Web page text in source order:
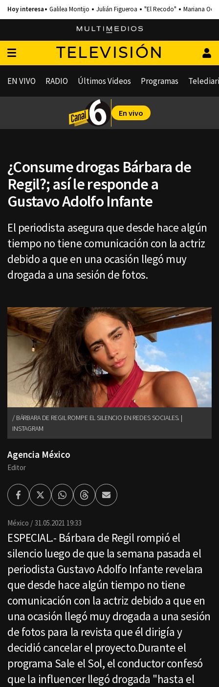
Galilea Montijo Julián Figueroa "El Recodo" Mariana
TELEVISIÓN
EN VIVO RADIO Últimos Videos Programas
En vivo
¿Consume drogas Bárbara de
Regil?; así le responde a
Gustavo Adolfo Infante
El periodista asegura que desde hace algún
tiempo no tiene comunicación con la actriz
debido a que en una ocasión llegó muy
drogada a una sesión de fotos.
BÁRBARA DE REGIL ROMPE EL SILENCIO EN REDES SOCIALES. |
INSTAGRAM
Agencia México
Editor
FacebookTwitterWhatsappThreadsEnviar
por
México 31.05.2021 19:33
ESPECIAL.- Bárbara de Regil rompió el
silencio luego de que la semana pasada el
periodista Gustavo Adolfo Infante revelara
que desde hace algún tiempo no tiene
comunicación con la actriz debido a que en
una ocasión llegó muy drogada a una sesión
de fotos para la revista que él dirigía y
decidió cancelar el proyecto.Durante el
programa Sale el Sol, el conductor confesó
que la influencer llegó drogada "hasta el